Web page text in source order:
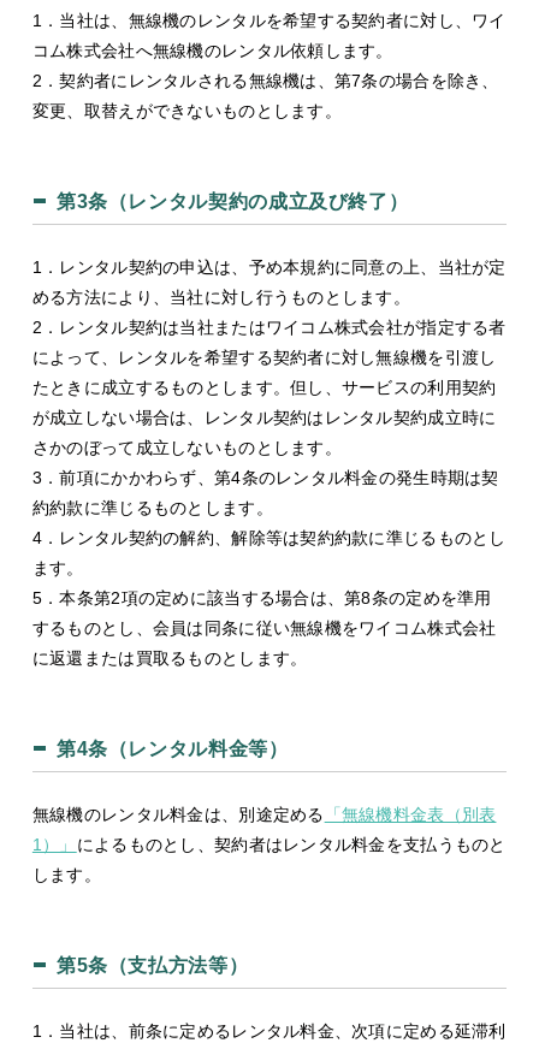
1．当社は、無線機のレンタルを希望する契約者に対し、ワイ
コム株式会社へ無線機のレンタル依頼します。
2．契約者にレンタルされる無線機は、第7条の場合を除き、
変更、取替えができないものとします。
第3条（レンタル契約の成立及び終了）
1．レンタル契約の申込は、予め本規約に同意の上、当社が定
める方法により、当社に対し行うものとします。
2．レンタル契約は当社またはワイコム株式会社が指定する者
によって、レンタルを希望する契約者に対し無線機を引渡し
たときに成立するものとします。但し、サービスの利用契約
が成立しない場合は、レンタル契約はレンタル契約成立時に
さかのぼって成立しないものとします。
3．前項にかかわらず、第4条のレンタル料金の発生時期は契
約約款に準じるものとします。
4．レンタル契約の解約、解除等は契約約款に準じるものとし
ます。
5．本条第2項の定めに該当する場合は、第8条の定めを準用
するものとし、会員は同条に従い無線機をワイコム株式会社
に返還または買取るものとします。
第4条（レンタル料金等）
無線機のレンタル料金は、別途定める
「無線機料金表（別表
1）」 によるものとし、契約者はレンタル料金を支払うものと
します。
第5条（支払方法等）
1．当社は、前条に定めるレンタル料金、次項に定める延滞利